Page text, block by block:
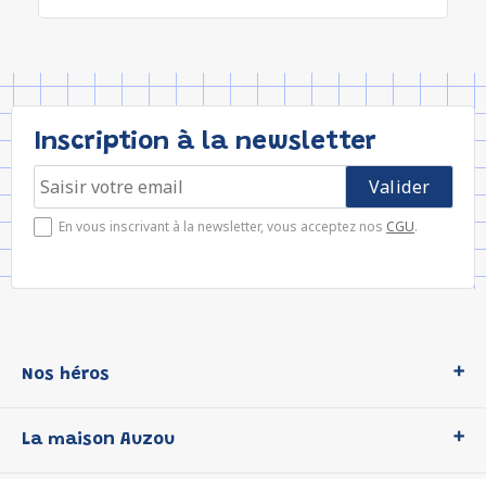
Inscription à la newsletter
En vous inscrivant à la newsletter, vous acceptez nos CGU.
Nos héros
P'tit Loup
La maison Auzou